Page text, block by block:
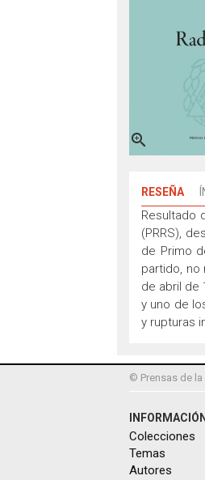

RESEÑA
Resultado
(PRRS),
de Primo
partido, no
de abril de
y uno de
y rupturas
© Prensas de la
INFORMACIÓN
Colecciones
Temas
Autores